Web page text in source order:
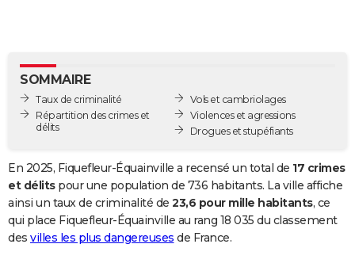
BONS PLANS
CARTE DE VOEUX
Dictionnaire
Biographies
Citations
Expressions
Proverbes
PROGRAMME TV
S'inscrire
Se connecter
Lycées
Collèges
Primaires
Universités
Entreprises
Service militaire
Avis de recherche
AVIS DE DÉCÈS
SOMMAIRE
Taux de criminalité
Répartition des crimes et
délits
Vols et cambriolages
Violences et agressions
Drogues et stupéfiants
En 2025, Fiquefleur-Équainville a recensé un total de 17 crimes
et délitspour une population de 736 habitants. La ville affiche
ainsi un taux de criminalité de 23,6 pour mille habitants, ce
qui place Fiquefleur-Équainville au rang 18 035 du classement
des villes les plus dangereuses de France.